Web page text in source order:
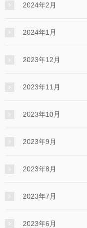
2024年2月
2024年1月
2023年12月
2023年11月
2023年10月
2023年9月
2023年8月
2023年7月
2023年6月